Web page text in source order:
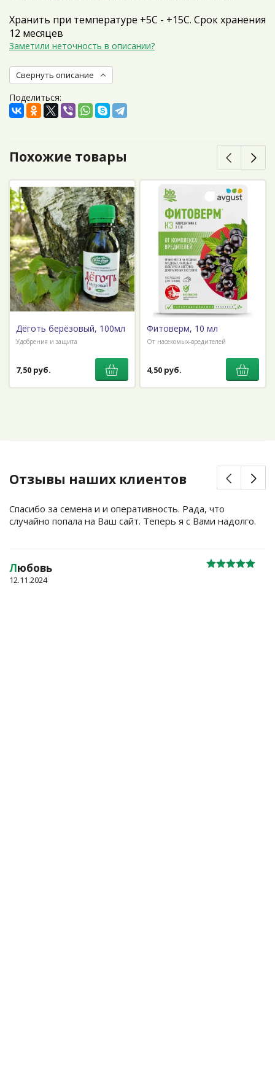
Хранить при температуре +5С - +15С. Срок хранения
12 месяцев
Заметили неточность в описании?
Свернуть описание
Поделиться:
Похожие товары
Дёготь берёзовый, 100мл
Удобрения и защита
7,50 руб.
Фитоверм, 10 мл
От насекомых-вредителей
4,50 руб.
Отзывы наших клиентов
Спасибо за семена и и оперативность. Рада, что
случайно попала на Ваш сайт. Теперь я с Вами надолго.
Любовь
12.11.2024